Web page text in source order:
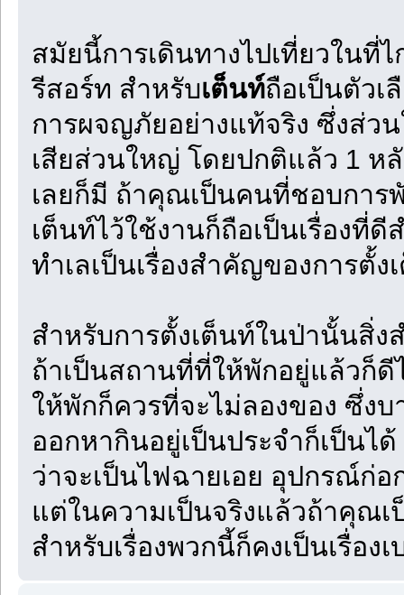
สมัยนี้การเดินทางไปเที่ยวในที่
รีสอร์ท สำหรับเต็นท์ถือเป็นตัวเ
การผจญภัยอย่างแท้จริง ซึ่งส่ว
เสียส่วนใหญ่ โดยปกติแล้ว 1 ห
เลยก็มี ถ้าคุณเป็นคนที่ชอบการ
เต็นท์ไว้ใช้งานก็ถือเป็นเรื่องที่
ทำเลเป็นเรื่องสำคัญของการตั้ง
สำหรับการตั้งเต็นท์ในป่านั้นสิ่ง
ถ้าเป็นสถานที่ที่ให้พักอยู่แล้วก็
ให้พักก็ควรที่จะไม่ลองของ ซึ่ง
ออกหากินอยู่เป็นประจำก็เป็น
ว่าจะเป็นไฟฉายเอย อุปกรณ์ก่
แต่ในความเป็นจริงแล้วถ้าคุณ
สำหรับเรื่องพวกนี้ก็คงเป็นเรื่อง